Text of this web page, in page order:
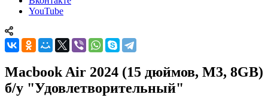
YouTube
Macbook Air 2024 (15 дюймов, M3, 8GB)
б/у "Удовлетворительный"